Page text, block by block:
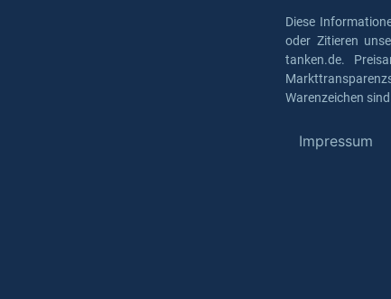
Diese
oder Zitieren
tanken.de.
Warenzeichen
Impressum